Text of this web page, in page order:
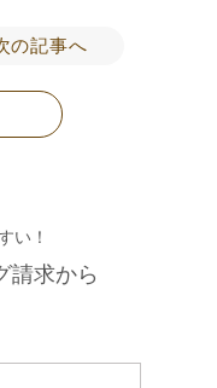
の記事へ
い！
請求から